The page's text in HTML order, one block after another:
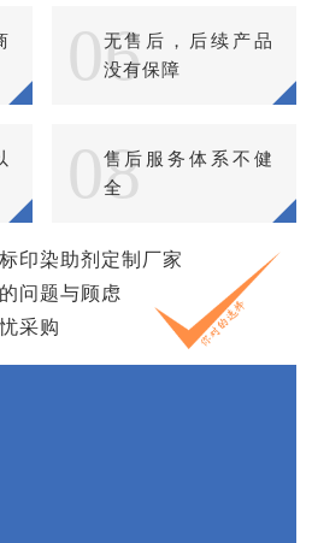
06无售后，后续产品
没有保障
08
售后服务体系不健
全
印染助剂定制厂家
问题与顾虑
采购